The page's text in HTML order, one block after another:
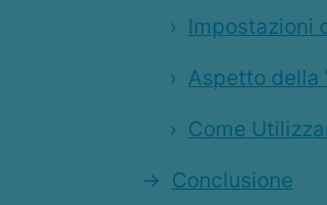
Impostazioni
Aspetto della
Come
Conclusione